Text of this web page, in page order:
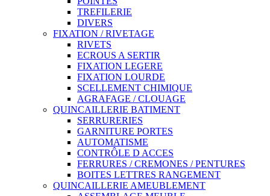
TREFILERIE
DIVERS
FIXATION / RIVETAGE
RIVETS
ECROUS A SERTIR
FIXATION LEGERE
FIXATION LOURDE
SCELLEMENT CHIMIQUE
AGRAFAGE / CLOUAGE
QUINCAILLERIE BATIMENT
SERRURERIES
GARNITURE PORTES
AUTOMATISME
CONTRÔLE D ACCES
FERRURES / CREMONES / PENTURES
BOITES LETTRES RANGEMENT
QUINCAILLERIE AMEUBLEMENT